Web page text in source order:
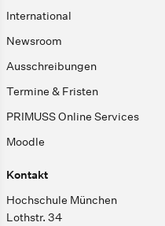
International
Newsroom
Ausschreibungen
Termine & Fristen
PRIMUSS Online Services
Moodle
Kontakt
Hochschule München
Lothstr. 34